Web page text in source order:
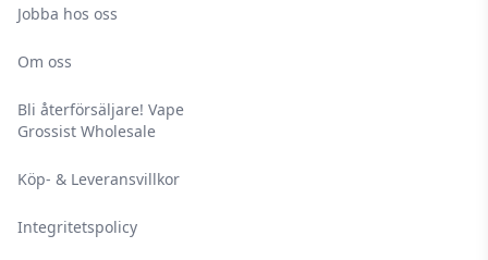
Jobba hos oss
Om oss
Bli återförsäljare! Vape
Grossist Wholesale
Köp- & Leveransvillkor
Integritetspolicy